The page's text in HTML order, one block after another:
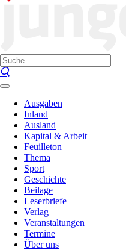
Ausgaben
Inland
Ausland
Kapital & Arbeit
Feuilleton
Thema
Sport
Geschichte
Beilage
Leserbriefe
Verlag
Veranstaltungen
Termine
Über uns